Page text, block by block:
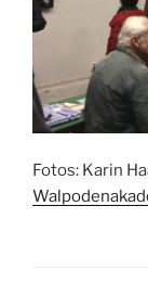
Fotos: Karin